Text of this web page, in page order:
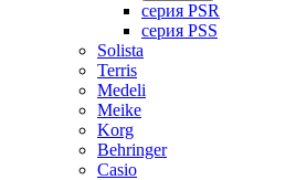
серия PSR
серия PSS
Solista
Terris
Medeli
Meike
Korg
Behringer
Casio